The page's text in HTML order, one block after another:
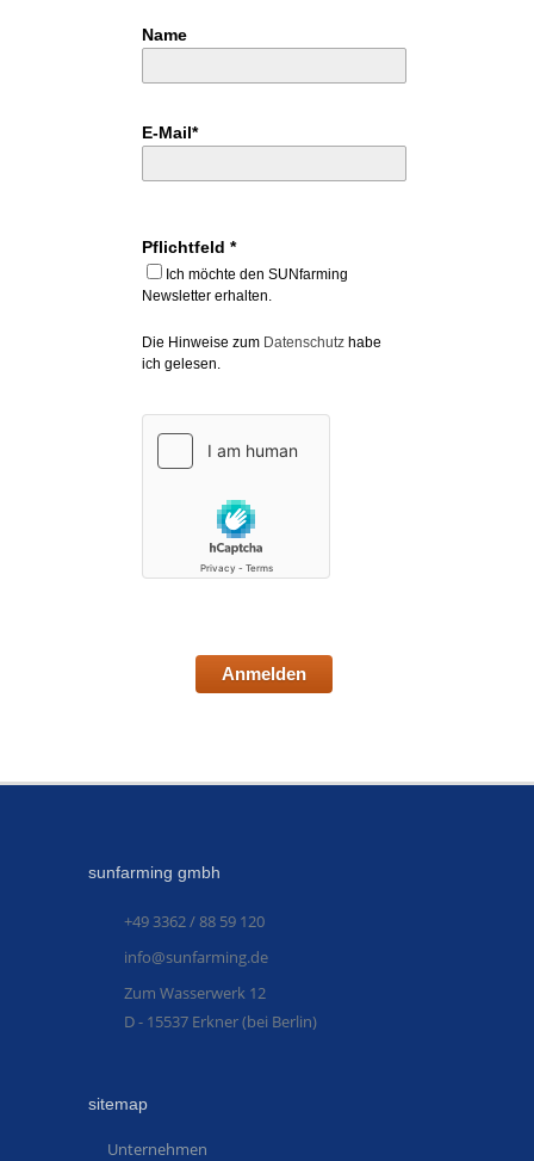
Name
E-Mail*
Pflichtfeld *
Ich möchte den SUNfarming
Newsletter erhalten.
Die Hinweise zum Datenschutz habe
ich gelesen.
Anmelden
sunfarming gmbh
+49 3362 / 88 59 120
info@sunfarming.de
Zum Wasserwerk 12
D - 15537 Erkner (bei Berlin)
sitemap
Unternehmen